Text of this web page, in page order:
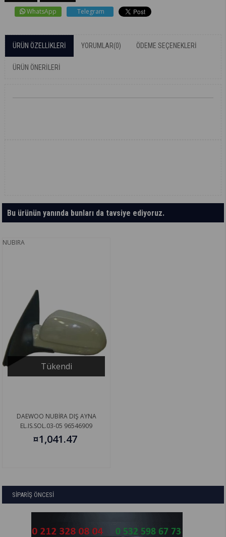
WhatsApp Telegram
ÜRÜN ÖZELLIKLERI YORUMLAR(0) ÖDEME SEÇENEKLERI
ÜRÜN ÖNERILERI
Bu ürünün yanında bunları da tavsiye ediyoruz.
NUBIRA
Tükendi
DAEWOO NUBİRA DIŞ AYNA
EL.IS.SOL.03-05 96546909
¤1,041.47
SİPARİŞ ÖNCESİ